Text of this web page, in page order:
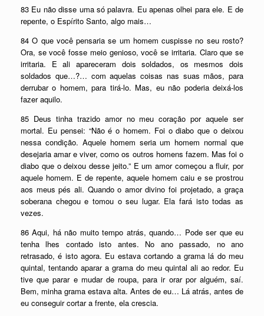
83 Eu não disse uma só palavra. Eu apenas olhei para ele. E de
repente, o Espírito Santo, algo mais…
84 O que você pensaria se um homem cuspisse no seu rosto?
Ora, se você fosse meio genioso, você se irritaria. Claro que se
irritaria. E ali apareceram dois soldados, os mesmos dois
soldados que…?… com aquelas coisas nas suas mãos, para
derrubar o homem, para tirá-lo. Mas, eu não poderia deixá-los
fazer aquilo.
85 Deus tinha trazido amor no meu coração por aquele ser
mortal. Eu pensei: “Não é o homem. Foi o diabo que o deixou
nessa condição. Aquele homem seria um homem normal que
desejaria amar e viver, como os outros homens fazem. Mas foi o
diabo que o deixou desse jeito.” E um amor começou a fluir, por
aquele homem. E de repente, aquele homem caiu e se prostrou
aos meus pés ali. Quando o amor divino foi projetado, a graça
soberana chegou e tomou o seu lugar. Ela fará isto todas as
vezes.
86 Aqui, há não muito tempo atrás, quando… Pode ser que eu
tenha lhes contado isto antes. No ano passado, no ano
retrasado, é isto agora. Eu estava cortando a grama lá do meu
quintal, tentando aparar a grama do meu quintal ali ao redor. Eu
tive que parar e mudar de roupa, para ir orar por alguém, saí.
Bem, minha grama estava alta. Antes de eu… Lá atrás, antes de
eu conseguir cortar a frente, ela crescia.